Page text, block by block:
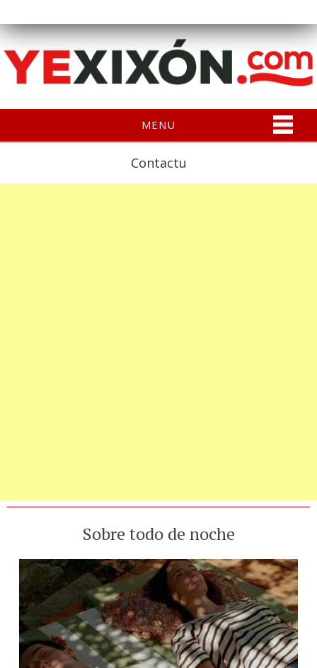
MENU
Contactu
Sobre todo de noche